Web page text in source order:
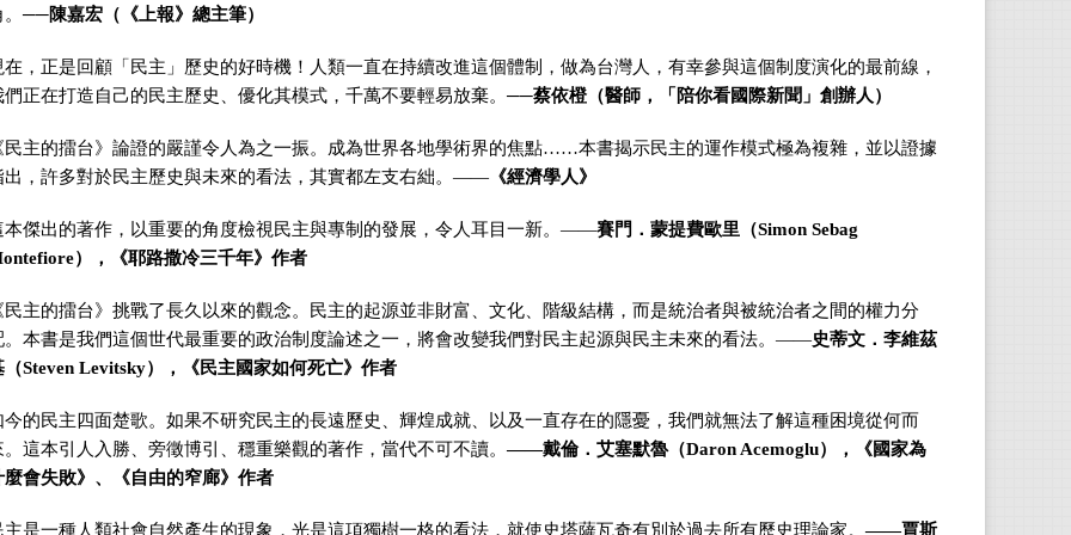
──陳嘉宏（《上報》總主筆）
在，正是回顧「民主」歷史的好時機！人類一直在持續改進這個體制，做為台灣人，有幸參與這個制度演化的最前線，
們正在打造自己的民主歷史、優化其模式，千萬不要輕易放棄。 ──蔡依橙（醫師， 「陪你看國際新聞」創辦人 ）
民主的擂台》論證的嚴謹令人為之一振。成為世界各地學術界的焦點……本書揭示民主的運作模式極為複雜，並以證據
出，許多對於民主歷史與未來的看法，其實都左支右絀。 —— 《經濟學人》
本傑出的著作，以重要的角度檢視民主與專制的發展，令人耳目一新。 ——賽門．蒙提費歐里（Simon Sebag
），《耶路撒冷三千年》作者
民主的擂台》挑戰了長久以來的觀念。民主的起源並非財富、文化、階級結構，而是統治者與被統治者之間的權力分
。本書是我們這個世代最重要的政治制度論述之一，將會改變我們對民主起源與民主未來的看法。 ——史蒂文．李維茲
（Steven Levitsky），《民主國家如何死亡》作者
今的民主四面楚歌。如果不研究民主的長遠歷史、輝煌成就、以及一直存在的隱憂，我們就無法了解這種困境從何而
。這本引人入勝、旁徵博引、穩重樂觀的著作，當代不可不讀。——戴倫．艾塞默魯（Daron Acemoglu），《國家為
麼會失敗》、《自由的窄廊》作者
主是一種人類社會自然產生的現象，光是這項獨樹一格的看法，就使史塔薩瓦奇有別於過去所有歷史理論家。——賈斯